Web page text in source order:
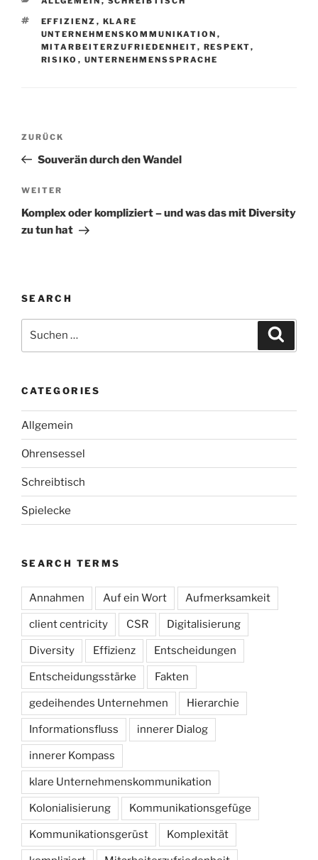
SCHLAGWÖRTER
EFFIZIENZ , KLARE
UNTERNEHMENSKOMMUNIKATION ,
MITARBEITERZUFRIEDENHEIT, RESPEKT,
RISIKO , UNTERNEHMENSSPRACHE
Beitragsnavigation
Vorheriger
Beitrag
ZURÜCK
Souverän durch den Wandel
Nächster
Beitrag
WEITER
Komplex oder kompliziert – und was das mit Diversity
zu tun hat
SEARCH
nach:
CATEGORIES
Allgemein
Ohrensessel
Schreibtisch
Spielecke
SEARCH TERMS
Annahmen Auf ein Wort Aufmerksamkeit
client centricity CSR Digitalisierung
Diversity Effizienz Entscheidungen
Entscheidungsstärke Fakten
gedeihendes Unternehmen Hierarchie
Informationsfluss innerer Dialog
innerer Kompass
klare Unternehmenskommunikation
Kolonialisierung Kommunikationsgefüge
Kommunikationsgerüst Komplexität